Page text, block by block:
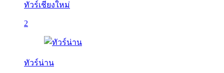
ทัวร์เชียงใหม่
2
ทัวร์น่าน